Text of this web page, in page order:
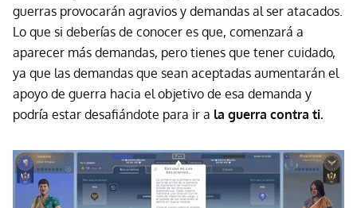
guerras provocarán agravios y demandas al ser atacados.
Lo que si deberías de conocer es que, comenzará a
aparecer más demandas, pero tienes que tener cuidado,
ya que las demandas que sean aceptadas aumentarán el
apoyo de guerra hacia el objetivo de esa demanda y
podría estar desafiándote para ir a la guerra contra ti.